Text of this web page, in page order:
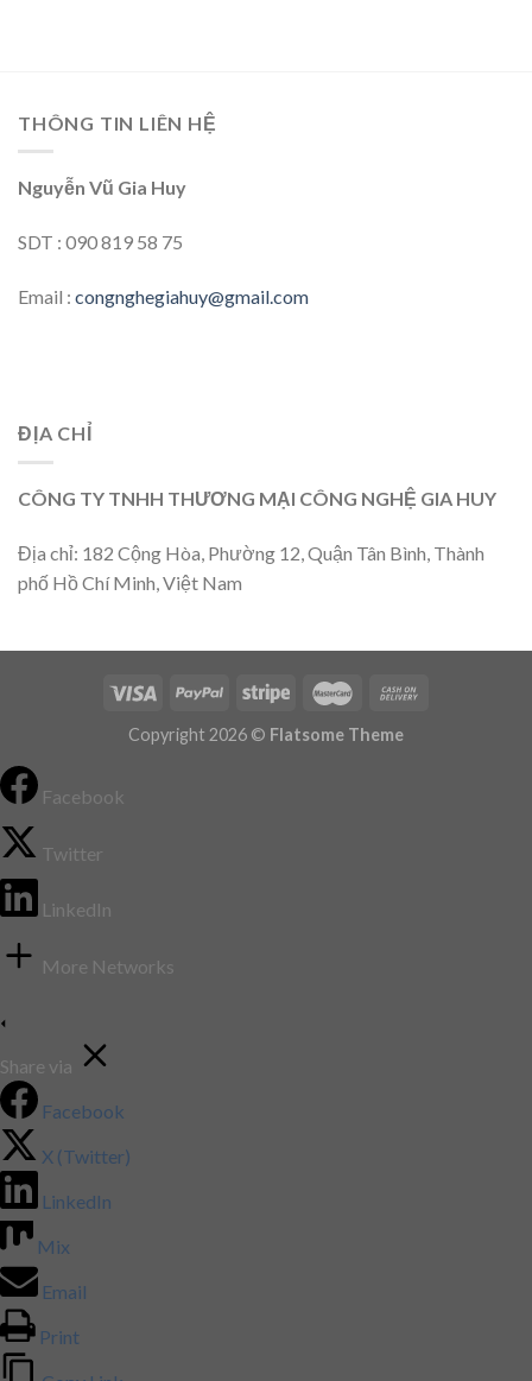
THÔNG TIN LIÊN HỆ
Nguyễn Vũ Gia Huy
SDT : 090 819 58 75
Email : congnghegiahuy@gmail.com
ĐỊA CHỈ
CÔNG TY TNHH THƯƠNG MẠI CÔNG NGHỆ GIA HUY
Địa chỉ: 182 Cộng Hòa, Phường 12, Quận Tân Bình, Thành
phố Hồ Chí Minh, Việt Nam
Copyright 2026 © Flatsome Theme
Facebook
Twitter
LinkedIn
More Networks
Share via
Facebook
X (Twitter)
LinkedIn
Mix
Email
Print